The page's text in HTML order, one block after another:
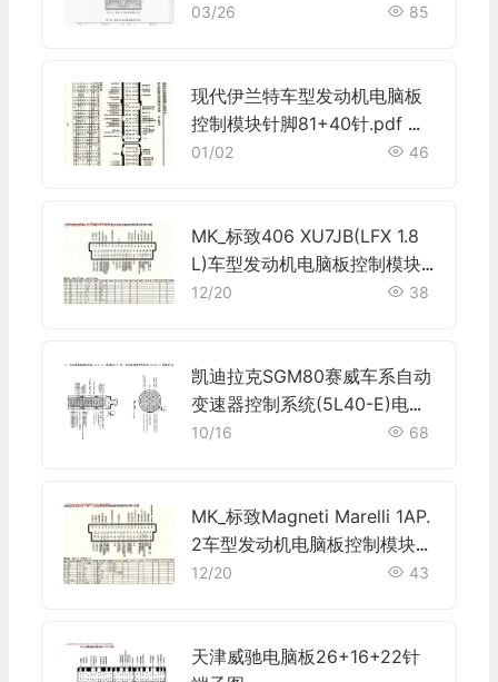
03/26 85
现代伊兰特车型发动机电脑板
控制模块针脚81+40针.pdf 端
子图
01/02 46
MK_标致406 XU7JB(LFX 1.8
L)车型发动机电脑板控制模块
针脚55针 端子图
12/20 38
凯迪拉克SGM80赛威车系自动
变速器控制系统(5L40-E)电脑
板42针 四、自动变速器控制系
10/16 68
MK_标致Magneti Marelli 1AP.
2车型发动机电脑板控制模块针
脚55针 端子图
12/20 43
天津威驰电脑板26+16+22针